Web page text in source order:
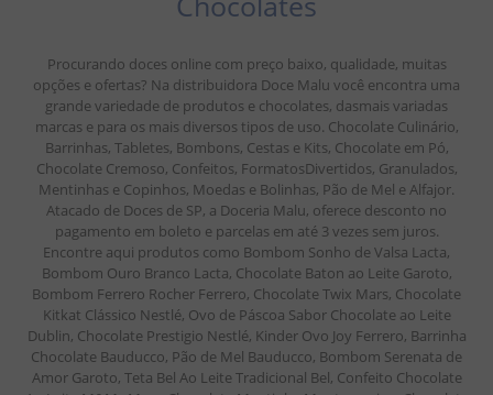
Procurando doces online com preço baixo, qualidade, muitas
opções e ofertas? Na distribuidora Doce Malu você encontra uma
grande variedade de produtos e chocolates, dasmais variadas
marcas e para os mais diversos tipos de uso. Chocolate Culinário,
Barrinhas, Tabletes, Bombons, Cestas e Kits, Chocolate em Pó,
Chocolate Cremoso, Confeitos, FormatosDivertidos, Granulados,
Mentinhas e Copinhos, Moedas e Bolinhas, Pão de Mel e Alfajor.
Atacado de Doces de SP, a Doceria Malu, oferece desconto no
pagamento em boleto e parcelas em até 3 vezes sem juros.
Encontre aqui produtos como Bombom Sonho de Valsa Lacta,
Bombom Ouro Branco Lacta, Chocolate Baton ao Leite Garoto,
Bombom Ferrero Rocher Ferrero, Chocolate Twix Mars, Chocolate
Kitkat Clássico Nestlé, Ovo de Páscoa Sabor Chocolate ao Leite
Dublin, Chocolate Prestigio Nestlé, Kinder Ovo Joy Ferrero, Barrinha
Chocolate Bauducco, Pão de Mel Bauducco, Bombom Serenata de
Amor Garoto, Teta Bel Ao Leite Tradicional Bel, Confeito Chocolate